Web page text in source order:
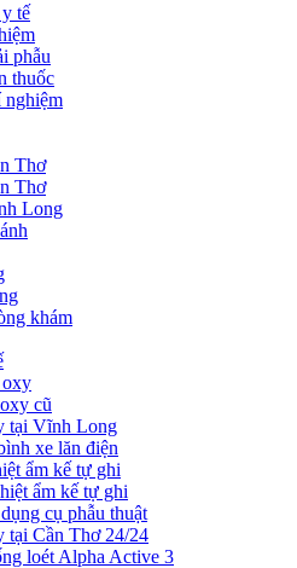
tế
phẫu
thuốc
nghiệm
Thơ
Thơ
Long
khám
oxy
cũ
tại Vĩnh Long
xe lăn điện
ẩm kế tự ghi
ẩm kế tự ghi
cụ phẫu thuật
tại Cần Thơ 24/24
loét Alpha Active 3